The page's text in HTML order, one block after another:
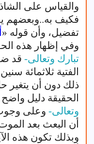
والقياس على
فكيف به..وبعضهم
تفضيل، وأن قوله «
وفي إظهار هذه
تبارك وتعالى- قد
الفتية ثلاثمائة
ذلك دون أن يتغير
الحقيقة دليل
وتعالى- وعلى
أن البعث بعد
وبذلك تكون هذه